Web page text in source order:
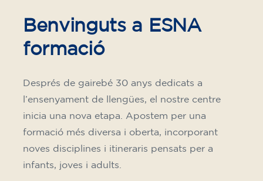
Benvinguts a ESNA
formació
Després de gairebé 30 anys dedicats a
l’ensenyament de llengües, el nostre centre
inicia una nova etapa. Apostem per una
formació més diversa i oberta, incorporant
noves disciplines i itineraris pensats per a
infants, joves i adults.